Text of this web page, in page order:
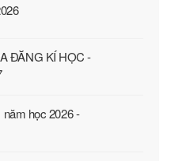
ĐĂNG KÍ HỌC -
học 2026 -